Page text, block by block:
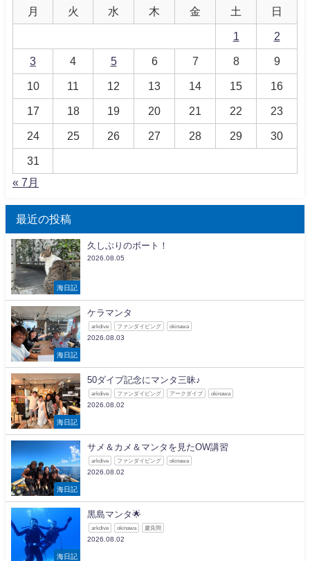
月 火 水 木 金 土 日
1 2
3 4 5 6 7 8 9
10 11 12 13 14 15 16
17 18 19 20 21 22 23
24 25 26 27 28 29 30
31
« 7月
最近の投稿
海日記
久しぶりのボート！
2026.08.05
海日記
ケラマンタ
arkdive ファンダイビング okinawa
2026.08.03
海日記
50ダイブ記念にマンタ三昧♪
arkdive ファンダイビング アークダイブ okinawa
2026.08.02
海日記
サメ＆カメ＆マンタを見たOW講習
arkdive ファンダイビング okinawa
2026.08.02
海日記
黒島マンタ🌟
arkdive okinawa 慶良間
2026.08.02